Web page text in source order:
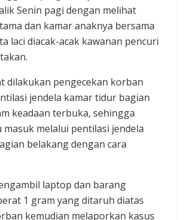
Senin pagi dengan melihat
dan kamar anaknya bersama
laci diacak-acak kawanan pencuri
dilakukan pengecekan korban
jendela kamar tidur bagian
keadaan terbuka, sehingga
masuk melalui pentilasi jendela
belakang dengan cara
laptop dan barang
1 gram yang ditaruh diatas
kemudian melaporkan kasus